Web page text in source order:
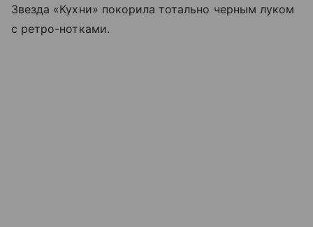
Звезда «Кухни» покорила тотально черным луком
с ретро-нотками.